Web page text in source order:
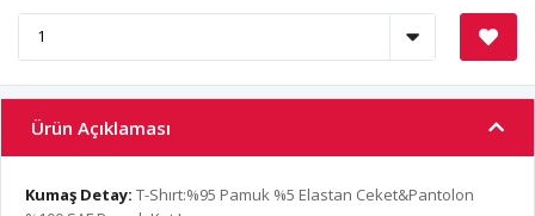
Ürün Açıklaması
Kumaş Detay: T-Shırt:%95 Pamuk %5 Elastan Ceket&Pantolon